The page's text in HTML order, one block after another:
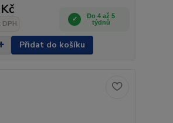
DPH
Do 4 až 5
týdnů
Přidat do košíku